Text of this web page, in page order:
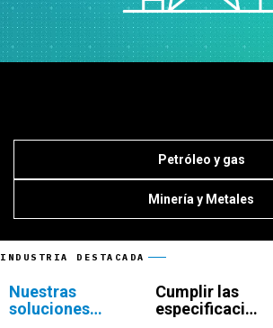
Petróleo y gas
Minería y Metales
INDUSTRIA DESTACADA
Nuestras
soluciones
Cumplir las
especificaciones